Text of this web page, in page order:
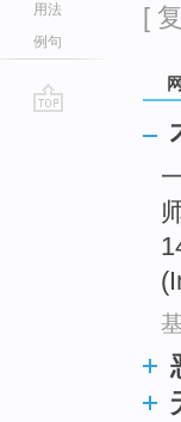
用法
例句
[